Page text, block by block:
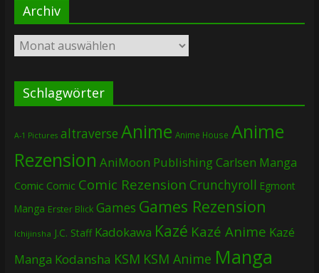
Archiv
Archiv
Schlagwörter
A-1 Pictures altraverse Anime Anime House Anime
Rezension AniMoon PublishingCarlsen Manga
Comic Comic Comic Rezension Crunchyroll Egmont
Manga Erster Blick Games Games Rezension
Ichijinsha J.C. Staff Kadokawa Kazé Kazé Anime Kazé
Manga Kodansha KSM KSM Anime Manga